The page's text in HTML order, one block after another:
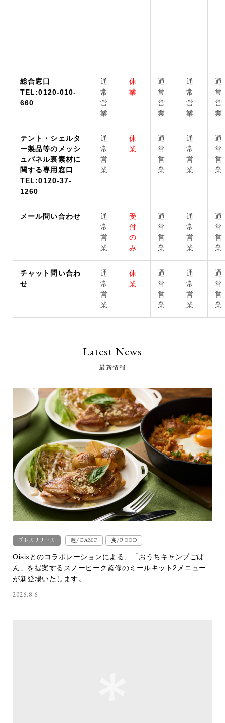
総合窓口
TEL:0120-010-
660
通
常
営
業
休
業
通
常
営
業
通
常
営
業
通
常
営
業
テント・シェルタ
ー製品等のメッシ
ュパネル裏素材に
関する専用窓口
TEL:0120-37-
1260
通
常
営
業
休
業
通
常
営
業
通
常
営
業
通
常
営
業
メール問い合わせ
通
常
営
業
受
付
の
み
通
常
営
業
通
常
営
業
通
常
営
業
チャット問い合わ
せ
通
常
営
業
休
業
通
常
営
業
通
常
営
業
通
常
営
業
Latest News
最新情報
プレスリリース 遊/CAMP 食/FOOD
Oisixとのコラボレーションによる、「おうちキャンプごは
ん」を提案するスノーピーク監修のミールキット2メニュー
が新登場いたします。
2026.8.6